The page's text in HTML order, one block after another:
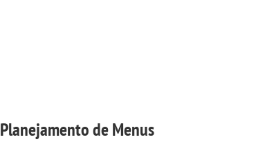
Planejamento de Menus